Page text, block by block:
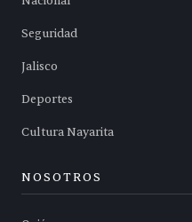
Seguridad
Jalisco
Deportes
Cultura Nayarita
NOSOTROS